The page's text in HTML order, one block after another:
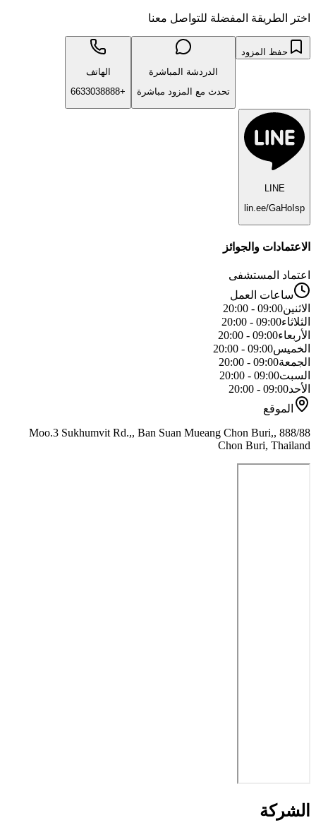
اختر الطريقة المفضلة للتواصل معنا
حفظ المزود
الدردشة المباشرة
تحدث مع المزود مباشرة
الهاتف
+6633038888
LINE
lin.ee/GaHoIsp
الاعتمادات والجوائز
اعتماد المستشفى
ساعات العمل
الاثنين09:00 - 20:00
الثلاثاء09:00 - 20:00
الأربعاء09:00 - 20:00
الخميس09:00 - 20:00
الجمعة09:00 - 20:00
السبت09:00 - 20:00
الأحد09:00 - 20:00
الموقع
888/88 Moo.3 Sukhumvit Rd.,, Ban Suan Mueang Chon Buri,,
Chon Buri, Thailand
الشركة